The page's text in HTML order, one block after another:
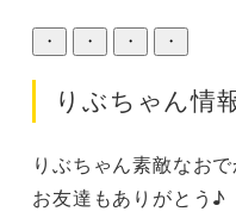
・ ・ ・ ・
りぶちゃん情
りぶちゃん素敵なお
お友達もありがとう♪